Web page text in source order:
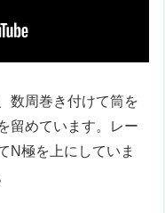
数周巻き付けて筒を
留めています。レー
N極を上にしていま